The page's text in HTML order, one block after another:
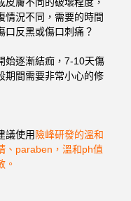
情況不同，需要的時間
口反黑或傷口刺痛？
始逐漸結痂，7-10天傷
期間需要非常小心的修
議使用 險峰研發的溫和
、paraben，溫和ph值
。